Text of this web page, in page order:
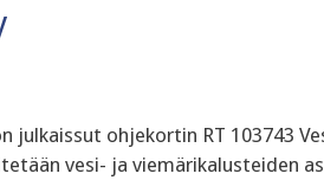
julkaissut ohjekortin RT 103743
vesi- ja viemärikalusteiden